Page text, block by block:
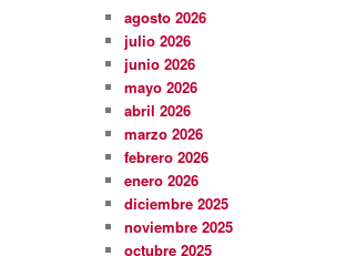
agosto 2026
julio 2026
junio 2026
mayo 2026
abril 2026
marzo 2026
febrero 2026
enero 2026
diciembre 2025
noviembre 2025
octubre 2025